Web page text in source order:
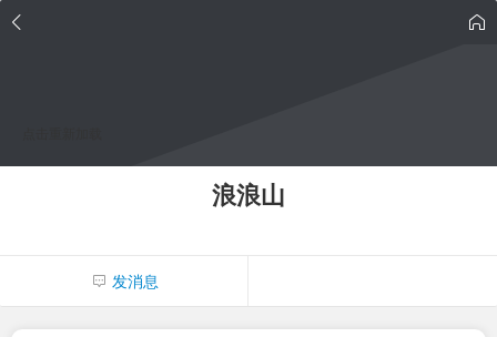
浪浪山
发消息